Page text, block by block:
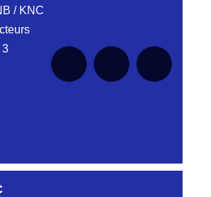
disponible pour cette série
pour le moment
et
/ KNC
3
disponible pour cette série pour